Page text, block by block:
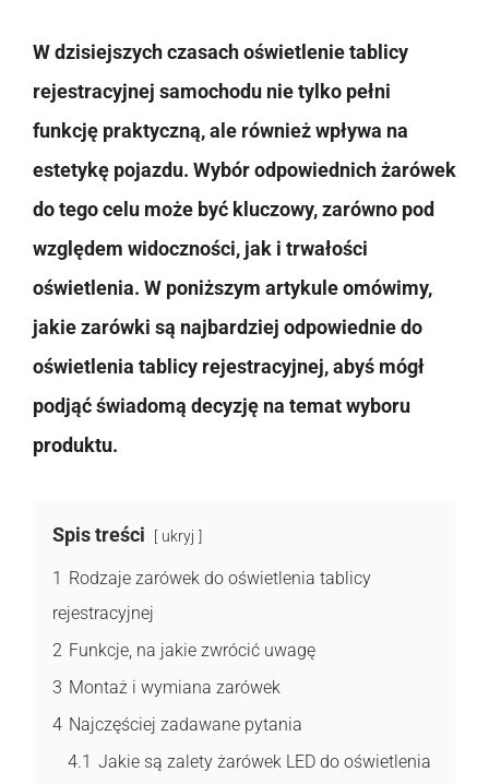
W dzisiejszych czasach oświetlenie tablicy
rejestracyjnej samochodu nie tylko pełni
funkcję praktyczną, ale również wpływa na
estetykę pojazdu. Wybór odpowiednich żarówek
do tego celu może być kluczowy, zarówno pod
względem widoczności, jak i trwałości
oświetlenia. W poniższym artykule omówimy,
jakie zarówki są najbardziej odpowiednie do
oświetlenia tablicy rejestracyjnej, abyś mógł
podjąć świadomą decyzję na temat wyboru
produktu.
Spis treści ukryj
1 Rodzaje zarówek do oświetlenia tablicy
rejestracyjnej
2 Funkcje, na jakie zwrócić uwagę
3 Montaż i wymiana zarówek
4 Najczęściej zadawane pytania
4.1 Jakie są zalety żarówek LED do oświetlenia